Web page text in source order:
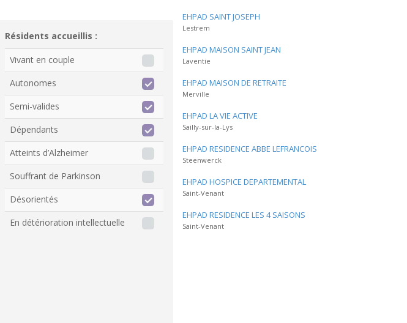
Résidents accueillis :
Vivant en couple
Autonomes
Semi-valides
Dépendants
Atteints d’Alzheimer
Souffrant de Parkinson
Désorientés
En détérioration intellectuelle
EHPAD SAINT JOSEPH
Lestrem
EHPAD MAISON SAINT JEAN
Laventie
EHPAD MAISON DE RETRAITE
Merville
EHPAD LA VIE ACTIVE
Sailly-sur-la-Lys
EHPAD RESIDENCE ABBE LEFRANCOIS
Steenwerck
EHPAD HOSPICE DEPARTEMENTAL
Saint-Venant
EHPAD RESIDENCE LES 4 SAISONS
Saint-Venant